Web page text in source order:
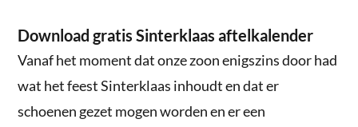
Download gratis Sinterklaas aftelkalender
Vanaf het moment dat onze zoon enigszins door had
wat het feest Sinterklaas inhoudt en dat er
schoenen gezet mogen worden en er een